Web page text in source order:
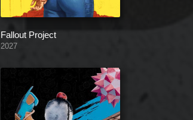
Fallout Project
2027